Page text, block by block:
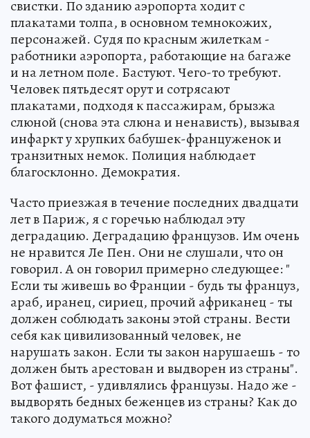
свистки. По зданию аэропорта ходит с
плакатами толпа, в основном темнокожих,
персонажей. Судя по красным жилеткам -
работники аэропорта, работающие на багаже
и на летном поле. Бастуют. Чего-то требуют.
Человек пятьдесят орут и сотрясают
плакатами, подходя к пассажирам, брызжа
слюной (снова эта слюна и ненависть), вызывая
инфаркт у хрупких бабушек-француженок и
транзитных немок. Полиция наблюдает
благосклонно. Демократия.
Часто приезжая в течение последних двадцати
лет в Париж, я с горечью наблюдал эту
деградацию. Деградацию французов. Им очень
не нравится Ле Пен. Они не слушали, что он
говорил. А он говорил примерно следующее: "
Если ты живешь во Франции - будь ты француз,
араб, иранец, сириец, прочий африканец - ты
должен соблюдать законы этой страны. Вести
себя как цивилизованный человек, не
нарушать закон. Если ты закон нарушаешь - то
должен быть арестован и выдворен из страны".
Вот фашист, - удивлялись французы. Надо же -
выдворять бедных беженцев из страны? Как до
такого додуматься можно?